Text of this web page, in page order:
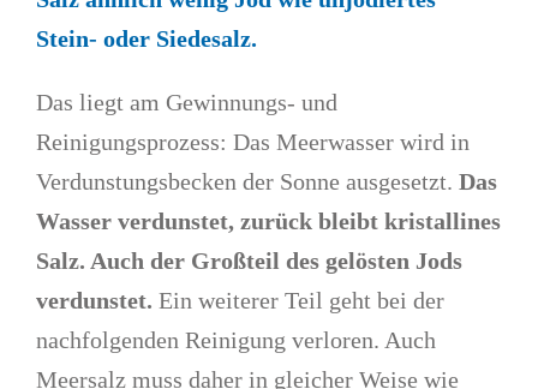
Stein- oder Siedesalz.
Das liegt am Gewinnungs- und
Reinigungsprozess: Das Meerwasser wird in
Verdunstungsbecken der Sonne ausgesetzt.Das
Wasser verdunstet, zurück bleibt kristallines
Salz. Auch der Großteil des gelösten Jods
verdunstet. Ein weiterer Teil geht bei der
nachfolgenden Reinigung verloren. Auch
Meersalz muss daher in gleicher Weise wie